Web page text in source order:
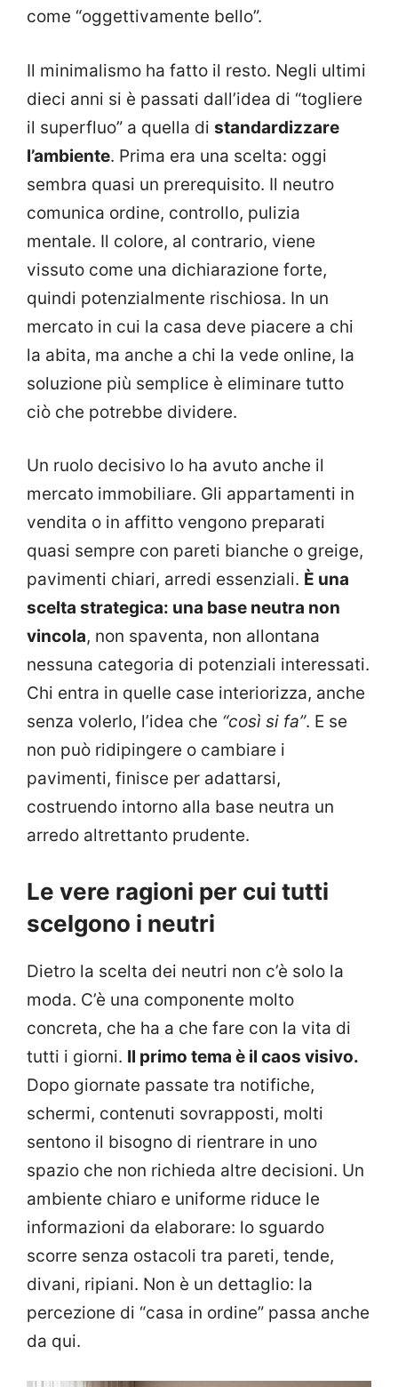
come “oggettivamente bello”.
Il minimalismo ha fatto il resto. Negli ultimi
dieci anni si è passati dall’idea di “togliere
il superfluo” a quella di standardizzare
l’ambiente. Prima era una scelta: oggi
sembra quasi un prerequisito. Il neutro
comunica ordine, controllo, pulizia
mentale. Il colore, al contrario, viene
vissuto come una dichiarazione forte,
quindi potenzialmente rischiosa. In un
mercato in cui la casa deve piacere a chi
la abita, ma anche a chi la vede online, la
soluzione più semplice è eliminare tutto
ciò che potrebbe dividere.
Un ruolo decisivo lo ha avuto anche il
mercato immobiliare. Gli appartamenti in
vendita o in affitto vengono preparati
quasi sempre con pareti bianche o greige,
pavimenti chiari, arredi essenziali. È una
scelta strategica: una base neutra non
vincola, non spaventa, non allontana
nessuna categoria di potenziali interessati.
Chi entra in quelle case interiorizza, anche
senza volerlo, l’idea che “così si fa”. E se
non può ridipingere o cambiare i
pavimenti, finisce per adattarsi,
costruendo intorno alla base neutra un
arredo altrettanto prudente.
Le vere ragioni per cui tutti
scelgono i neutri
Dietro la scelta dei neutri non c’è solo la
moda. C’è una componente molto
concreta, che ha a che fare con la vita di
tutti i giorni. Il primo tema è il caos visivo.
Dopo giornate passate tra notifiche,
schermi, contenuti sovrapposti, molti
sentono il bisogno di rientrare in uno
spazio che non richieda altre decisioni. Un
ambiente chiaro e uniforme riduce le
informazioni da elaborare: lo sguardo
scorre senza ostacoli tra pareti, tende,
divani, ripiani. Non è un dettaglio: la
percezione di “casa in ordine” passa anche
da qui.